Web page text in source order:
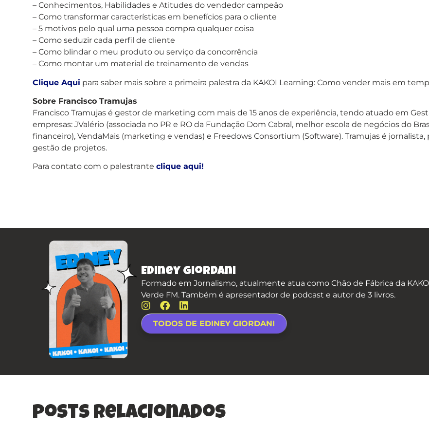
– Conhecimentos, Habilidades e Atitudes do vendedor campeão
– Como transformar características em benefícios para o cliente
– 5 motivos pelo qual uma pessoa compra qualquer coisa
– Como seduzir cada perfil de cliente
– Como blindar o meu produto ou serviço da concorrência
– Como montar um material de treinamento de vendas
Clique Aqui para saber mais sobre a primeira palestra da KAKOI Learning: Como vender mais em
Sobre Francisco Tramujas
Francisco Tramujas é gestor de marketing com mais de 15 anos de experiência, tendo atuado em
empresas: JValério (associada no PR e RO da Fundação Dom Cabral, melhor escola de negócios do
financeiro), VendaMais (marketing e vendas) e Freedows Consortium (Software). Tramujas é
gestão de projetos.
Para contato com o palestranteclique aqui!
Ediney Giordani
Formado em Jornalismo, atualmente atua como Chão de Fábrica da
Verde FM. Também é apresentador de podcast e autor de 3 livros.
TODOS DE EDINEY GIORDANI
posts relacionados